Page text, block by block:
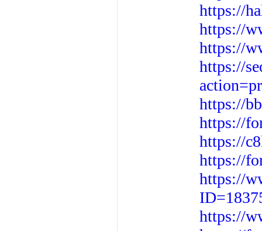
https://
https://
https://
https://
https://
https://
https://
https://
https://
https://